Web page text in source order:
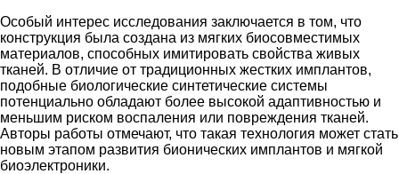
Особый интерес исследования заключается в том, что
конструкция была создана из мягких биосовместимых
материалов, способных имитировать свойства живых
тканей. В отличие от традиционных жестких имплантов,
подобные биологические синтетические системы
потенциально обладают более высокой адаптивностью и
меньшим риском воспаления или повреждения тканей.
Авторы работы отмечают, что такая технология может стать
новым этапом развития бионических имплантов и мягкой
биоэлектроники.